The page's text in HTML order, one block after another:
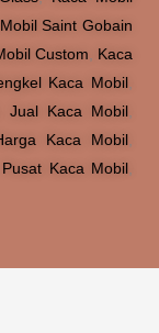
Saint Gobain
Custom, Kaca
Kaca Mobil,
Jual Kaca Mobil,
Kaca Mobil,
Pusat Kaca Mobil,